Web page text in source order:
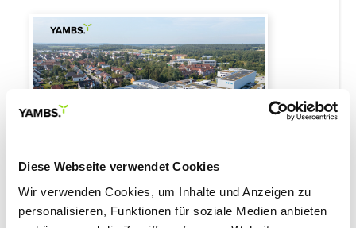
Diese Webseite verwendet Cookies
Wir verwenden Cookies, um Inhalte und Anzeigen zu
personalisieren, Funktionen für soziale Medien anbieten
21.11.2024E-T-A automatisiert